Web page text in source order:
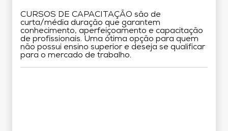
CURSOS DE CAPACITAÇÃO são de
curta/média duração que garantem
conhecimento, aperfeiçoamento e capacitação
de profissionais. Uma ótima opção para quem
não possui ensino superior e deseja se qualificar
para o mercado de trabalho.